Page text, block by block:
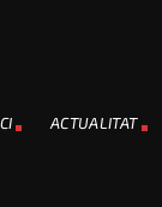
ACTUALITAT